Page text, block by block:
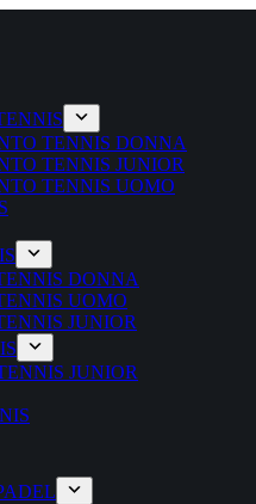
TENNIS DONNA
TENNIS JUNIOR
TENNIS UOMO
DONNA
UOMO
JUNIOR
JUNIOR